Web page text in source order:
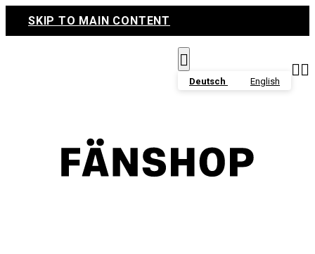
SKIP TO MAIN CONTENT

Deutsch English
